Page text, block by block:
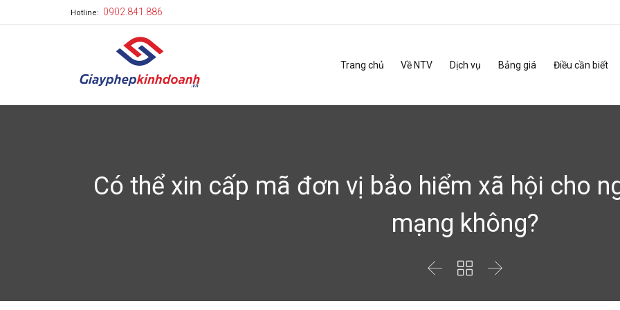
Hotline: 0902.841.886
Trang chủ Về NTV Dịch vụ Bảng giá Điều cần biết
Có thể xin cấp mã đơn vị bảo hiểm xã hội cho
mạng không?
  